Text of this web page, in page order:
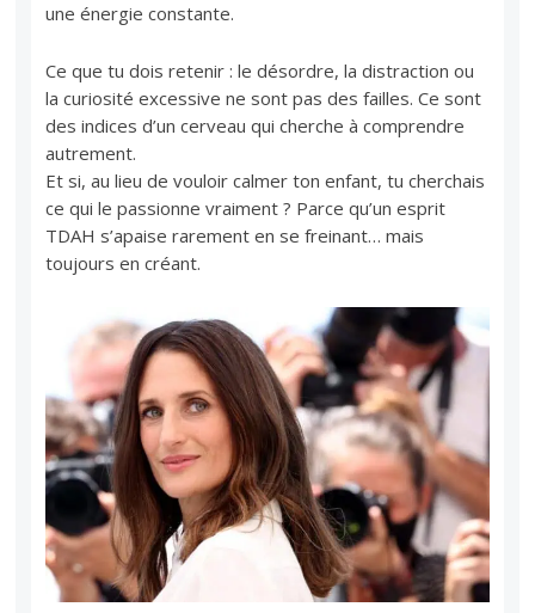
une énergie constante.
Ce que tu dois retenir : le désordre, la distraction ou
la curiosité excessive ne sont pas des failles. Ce sont
des indices d’un cerveau qui cherche à comprendre
autrement.
Et si, au lieu de vouloir calmer ton enfant, tu cherchais
ce qui le passionne vraiment ? Parce qu’un esprit
TDAH s’apaise rarement en se freinant… mais
toujours en créant.